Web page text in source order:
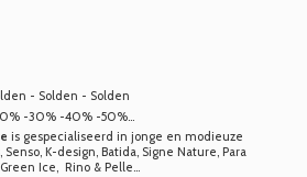
- Solden - Solden
-30% -40% -50%...
is gespecialiseerd in jonge en modieuze
K-design, Batida, Signe Nature, Para
Ice, Rino & Pelle...